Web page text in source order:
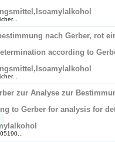
nach Gerber, rot
according to
zur Analyse zur
to Gerber for analysis for